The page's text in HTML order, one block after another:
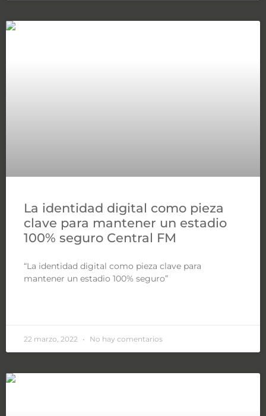
La identidad digital como pieza
clave para mantener un estadio
100% seguro Central FM
“La identidad digital como pieza clave para
mantener un estadio 100% seguro”
22 marzo, 2022 No hay comentarios